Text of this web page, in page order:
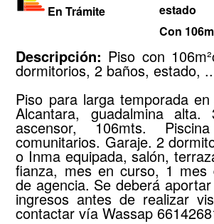
En Trámite
estado
Con
Descripción: Piso con
dormitorios, 2 baños, estado,
Piso para larga temporada
Alcantara, guadalmina
ascensor, 106mts.
comunitarios. Garaje. 2
o Inma equipada, salón,
fianza, mes en curso, 1 mes
de agencia. Se deberá
ingresos antes de realizar
contactar vía Wassap